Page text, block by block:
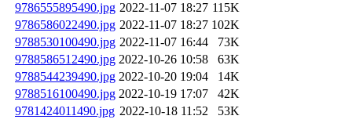
9786555895490.jpg 2022-11-07 18:27 115K
9786586022490.jpg 2022-11-07 18:27 102K
9788530100490.jpg 2022-11-07 16:44
73K
9788586512490.jpg 2022-10-26 10:58
63K
9788544239490.jpg 2022-10-20 19:04
14K
9788516100490.jpg 2022-10-19 17:07
42K
9781424011490.jpg 2022-10-18 11:52
53K